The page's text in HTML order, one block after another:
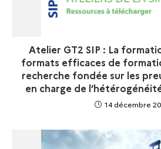
Atelier GT2 SIP : La
formats efficaces de
recherche fondée sur les
en charge de
14 décembre